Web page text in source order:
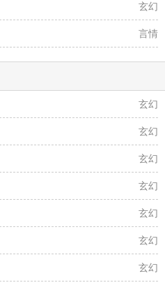
玄幻
言情
玄幻
玄幻
玄幻
玄幻
玄幻
玄幻
玄幻